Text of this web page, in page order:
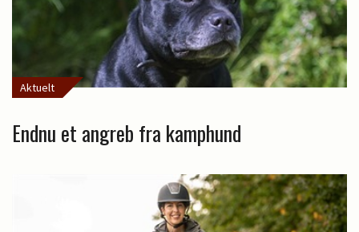
Aktuelt
Endnu et angreb fra kamphund